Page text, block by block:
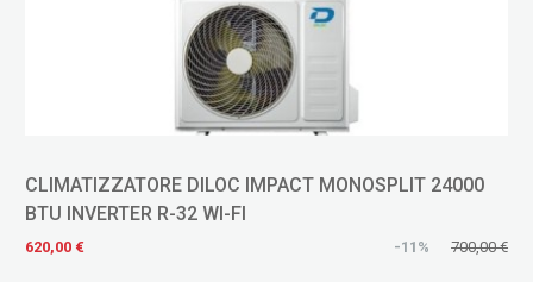
CLIMATIZZATORE DILOC IMPACT MONOSPLIT 24000
BTU INVERTER R-32 WI-FI
620,00 € -11% 700,00 €